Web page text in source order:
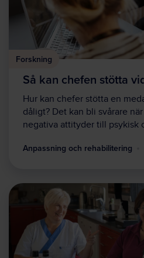
Forskning
Så kan chefen stötta
Hur kan chefer stötta en
dåligt? Det kan bli svårare
negativa attityder till psykisk
Anpassning och rehabilitering